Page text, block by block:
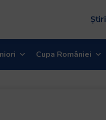
Știri
Cupa României